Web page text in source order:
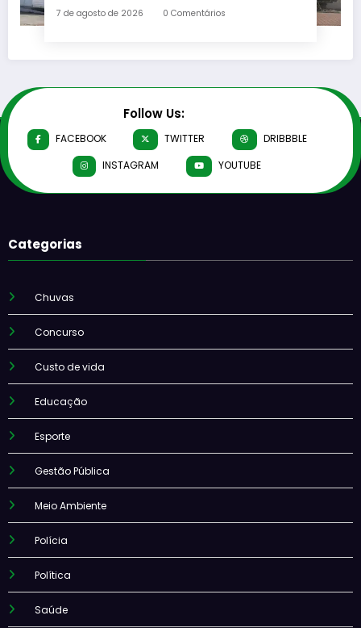
7 de agosto de 2026 0 Comentários
Follow Us:
FACEBOOK TWITTER
DRIBBBLE
INSTAGRAM
YOUTUBE
Categorias
Chuvas
Concurso
Custo de vida
Educação
Esporte
Gestão Pública
Meio Ambiente
Polícia
Política
Saúde